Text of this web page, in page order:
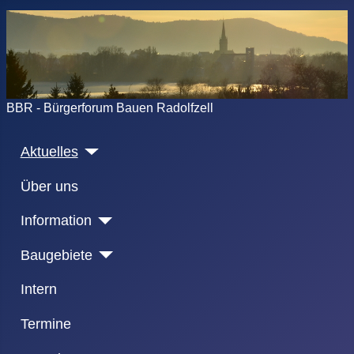
BBR - Bürgerforum Bauen Radolfzell
Aktuelles
Über uns
Information
Baugebiete
Intern
Termine